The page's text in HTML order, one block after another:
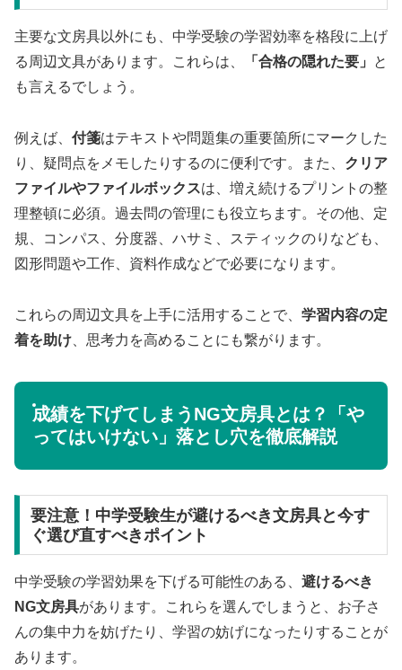
主要な文房具以外にも、中学受験の学習効率を格段に上げ
る周辺文具があります。これらは、
「合格の隠れた要」
と
も言えるでしょう。
例えば、 付箋はテキストや問題集の重要箇所にマークした
り、疑問点をメモしたりするのに便利です。また、 クリア
ファイルやファイルボックスは、増え続けるプリントの整
理整頓に必須。過去問の管理にも役立ちます。その他、定
規、コンパス、分度器、ハサミ、スティックのりなども、
図形問題や工作、資料作成などで必要になります。
これらの周辺文具を上手に活用することで、 学習内容の定
着を助け 、思考力を高めることにも繋がります。
成績を下げてしまうNG文房具とは？「や
ってはいけない」落とし穴を徹底解説
要注意！中学受験生が避けるべき文房具と今す
ぐ選び直すべきポイント
中学受験の学習効果を下げる可能性のある、 避けるべき
NG文房具があります。これらを選んでしまうと、お子さ
んの集中力を妨げたり、学習の妨げになったりすることが
あります。